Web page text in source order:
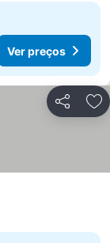
Ver preços
Partilhar